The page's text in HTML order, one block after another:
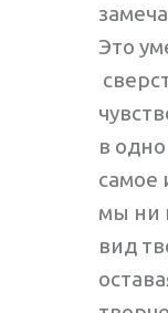
Это
в
самое
мы ни
вид